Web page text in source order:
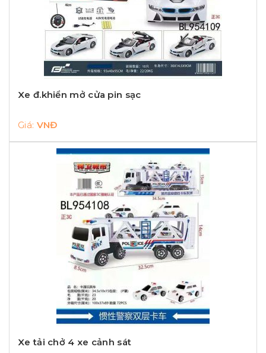
Xe đ.khiển mở cửa pin sạc
Giá: VNĐ
Xe tải chở 4 xe cảnh sát